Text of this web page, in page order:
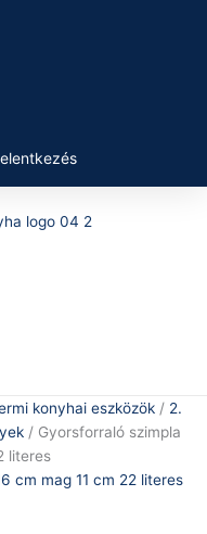
konyhai eszközök / 2.
/ Gyorsforraló szimpla
literes